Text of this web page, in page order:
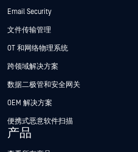
Email Security
文件传输管理
OT 和网络物理系统
跨领域解决方案
数据二极管和安全网关
OEM 解决方案
便携式恶意软件扫描
产品